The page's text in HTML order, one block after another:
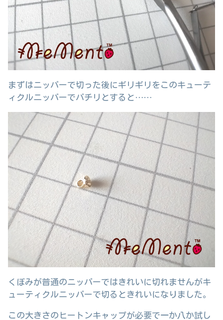
まずはニッパーで切った後にギリギリをこのキューテ
ィクルニッパーでパチリとすると……
くぼみが普通のニッパーではきれいに切れませんがキ
ューティクルニッパーで切るときれいになりました。
この大きさのヒートンキャップが必要で一か八か試し